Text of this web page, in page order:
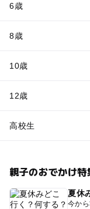
6歳
8歳
10歳
12歳
高校生
親子のおでかけ特
夏休
今か